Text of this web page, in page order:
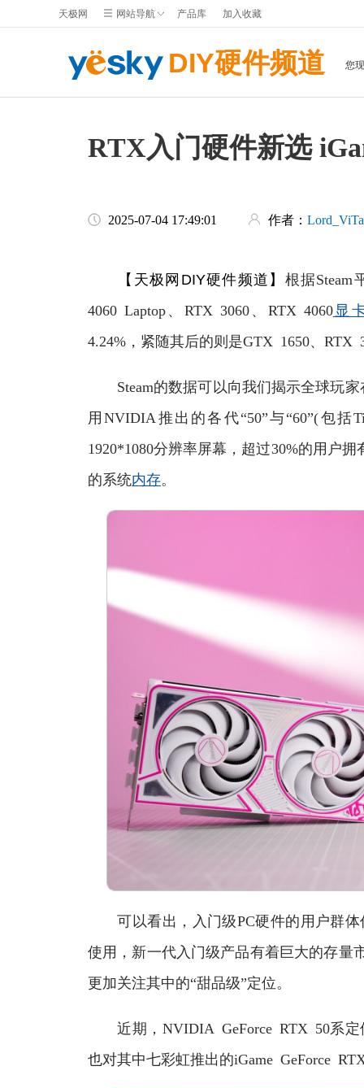
天极网 网站导航 产品库 加入收藏
DIY硬件频道 您
RTX入门硬件新选
2025-07-04 17:49:01 作者： Lord_ViTa
【天极网DIY硬件频道】 根据
4060 Laptop、RTX 3060、RTX 4060显
4.24%，紧随其后的则是GTX 1650、RTX
Steam的数据可以向我们揭示全球玩
用NVIDIA推出的各代“50”与“60”(包
1920*1080分辨率屏幕，超过30%的用户
的系统内存。
可以看出，入门级PC硬件的用户群体
使用，新一代入门级产品有着巨大的存量
更加关注其中的“甜品级”定位。
近期，NVIDIA GeForce RTX 50系定
也对其中七彩虹推出的iGame GeForce